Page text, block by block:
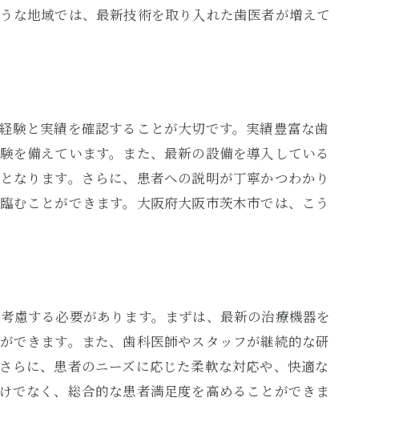
選ぶ
な地域では、最新技術を取り入れた歯医者が増えて
験と実績を確認することが大切です。実績豊富な歯
を備えています。また、最新の設備を導入している
ります。さらに、患者への説明が丁寧かつわかり
ことができます。大阪府大阪市茨木市では、こう
慮する必要があります。まずは、最新の治療機器を
できます。また、歯科医師やスタッフが継続的な研
らに、患者のニーズに応じた柔軟な対応や、快適な
でなく、総合的な患者満足度を高めることができま